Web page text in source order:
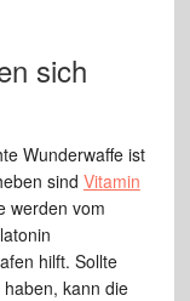
sich
Wunderwaffe ist
sind Vitamin
werden vom
hilft. Sollte
kann die